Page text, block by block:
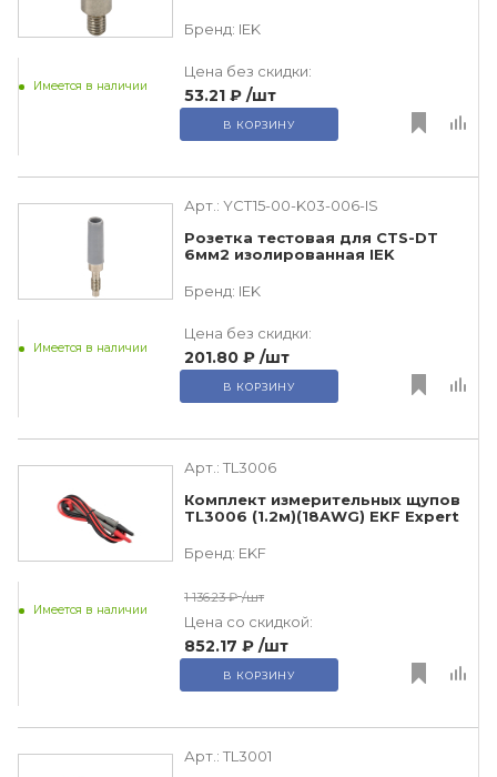
Бренд: IEK
Имеется в наличии
Цена без скидки:
53.21 ₽ /шт
В КОРЗИНУ
Арт.: YCT15-00-K03-006-IS
Розетка тестовая для CTS-DT
6мм2 изолированная IEK
Бренд: IEK
Имеется в наличии
Цена без скидки:
201.80 ₽ /шт
В КОРЗИНУ
Арт.: TL3006
Комплект измерительных щупов
TL3006 (1.2м)(18AWG) EKF Expert
Бренд: EKF
Имеется в наличии
1 136.23 ₽ /шт
Цена со скидкой:
852.17 ₽ /шт
В КОРЗИНУ
Арт.: TL3001